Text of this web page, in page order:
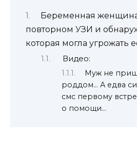
Беременная женщина
повторном УЗИ и
которая могла угрожать
Видео:
Муж не
роддом… А едва
смс первому
о помощи…